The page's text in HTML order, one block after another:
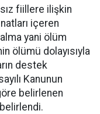
fiillere ilişkin
içeren
yani ölüm
ölümü dolayısıyla
destek
Kanunun
belirlenen